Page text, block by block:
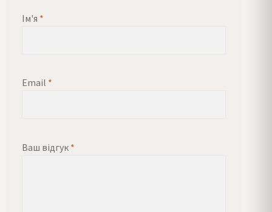
Ім'я *
Email *
Ваш відгук *